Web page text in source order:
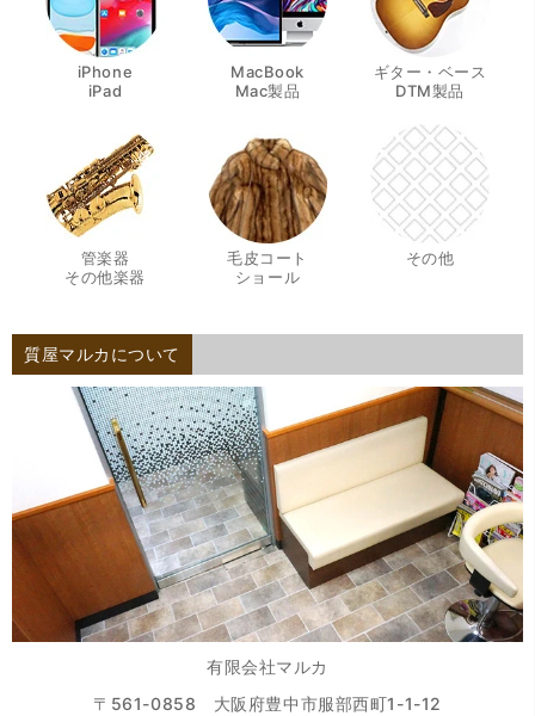
iPhone
iPad
MacBook
Mac製品
ギター・ベース
DTM製品
管楽器
その他楽器
毛皮コート
ショール
その他
質屋マルカについて
有限会社マルカ
〒561-0858 大阪府豊中市服部西町1-1-12